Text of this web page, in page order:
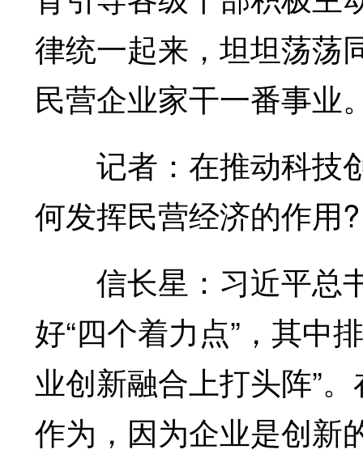
律统一起来，坦坦荡荡
民营企业家干一番事业
记者：在推动科技
何发挥民营经济的作用?
信长星：习近平总
好“四个着力点”，其中
业创新融合上打头阵”
作为，因为企业是创新